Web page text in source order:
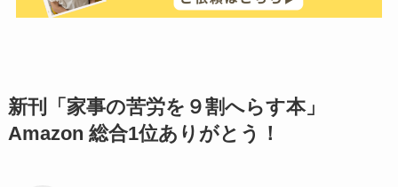
新刊「家事の苦労を９割へらす本」
Amazon 総合1位ありがとう！